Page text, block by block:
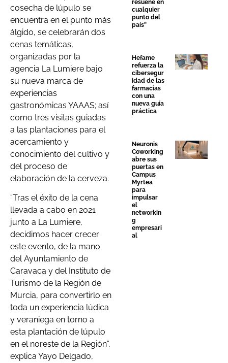
cosecha de lúpulo se
encuentra en el punto más
álgido, se celebrarán dos
cenas temáticas,
organizadas por la
agencia La Lumiere bajo
su nueva marca de
experiencias
gastronómicas YAAAS; así
como tres visitas guiadas
a las plantaciones para el
acercamiento y
conocimiento del cultivo y
del proceso de
elaboración de la cerveza.
“Tras el éxito de la cena
llevada a cabo en 2021
junto a La Lumiere,
decidimos hacer crecer
este evento, de la mano
del Ayuntamiento de
Caravaca y del Instituto de
Turismo de la Región de
Murcia, para convertirlo en
toda un experiencia lúdica
y veraniega en torno a
esta plantación de lúpulo
en el noreste de la Región”,
explica Yayo Delgado,
resuene en
cualquier
punto del
país”
Hefame
refuerza la
cibersegur
idad de las
farmacias
con una
nueva guía
práctica
Neuronis
Coworking
abre sus
puertas en
Campus
Myrtea
para
impulsar
el
networkin
g
empresari
al